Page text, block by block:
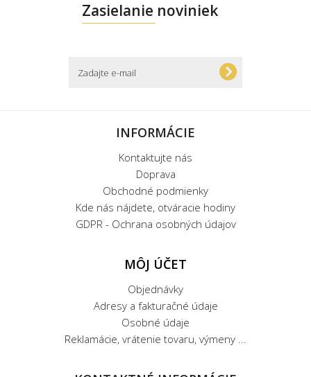
Zasielanie noviniek
INFORMÁCIE
Kontaktujte nás
Doprava
Obchodné podmienky
Kde nás nájdete, otváracie hodiny
GDPR - Ochrana osobných údajov
MÔJ ÚČET
Objednávky
Adresy a fakturačné údaje
Osobné údaje
Reklamácie, vrátenie tovaru, výmeny ...